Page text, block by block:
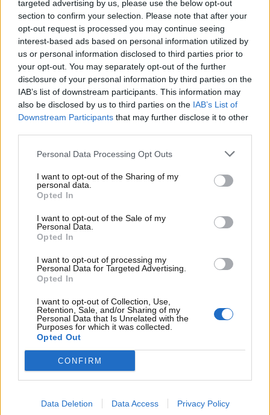
targeted advertising by us, please use the below opt-out
section to confirm your selection. Please note that after your
opt-out request is processed you may continue seeing
interest-based ads based on personal information utilized by
us or personal information disclosed to third parties prior to
your opt-out. You may separately opt-out of the further
disclosure of your personal information by third parties on the
IAB’s list of downstream participants. This information may
also be disclosed by us to third parties on the IAB’s List of
Downstream Participants that may further disclose it to other
Personal Data Processing Opt Outs
I want to opt-out of the Sharing of my
personal data.
Opted In
I want to opt-out of the Sale of my
Personal Data.
Opted In
I want to opt-out of processing my
Personal Data for Targeted Advertising.
Opted In
I want to opt-out of Collection, Use,
Retention, Sale, and/or Sharing of my
Personal Data that Is Unrelated with the
Purposes for which it was collected.
Opted Out
CONFIRM
Data Deletion Data Access Privacy Policy
per illuso design e la sua potenza.
Visualizza questo post su Instagram